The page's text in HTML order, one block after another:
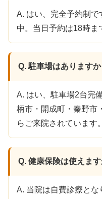
A. はい、完全予約制
中。当日予約は18時ま
Q. 駐車場はありますか
A. はい、駐車場2台完
柄市・開成町・秦野市
らご来院されています。
Q. 健康保険は使えます
A. 当院は自費診療と